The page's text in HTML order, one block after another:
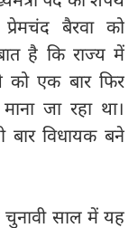
बैरवा को
है कि राज्य में
को एक बार फिर
जा रहा था।
बार विधायक बने
चुनावी साल में यह